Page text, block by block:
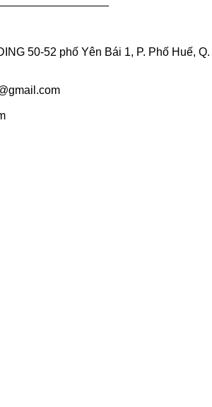
50-52 phố Yên Bái 1, P. Phố Huế,